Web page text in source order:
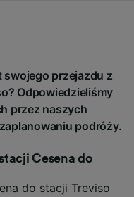
swojego przejazdu z
Odpowiedzieliśmy
przez naszych
podróży.
Cesena do
do stacji Treviso